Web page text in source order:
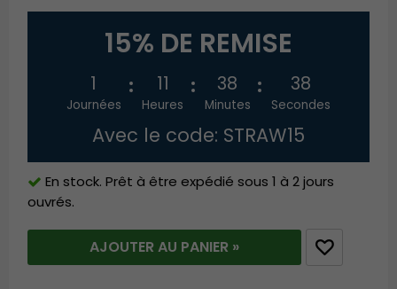
15% DE REMISE
1
Journées
11
Heures
38
Minutes
38
Secondes
Avec le code: STRAW15
En stock. Prêt à être expédié sous 1 à 2 jours
ouvrés.
AJOUTER AU PANIER »